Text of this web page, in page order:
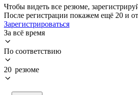
Чтобы видеть все резюме,
После регистрации покажем ещё 20 и
Зарегистрироваться
За всё время
По соответствию
20 резюме